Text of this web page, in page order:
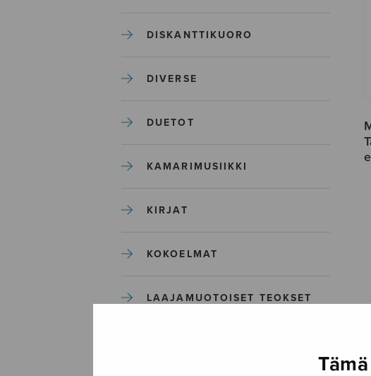
DISKANTTIKUORO
DIVERSE
DUETOT
KAMARIMUSIIKKI
KIRJAT
KOKOELMAT
LAAJAMUOTOISET TEOKSET